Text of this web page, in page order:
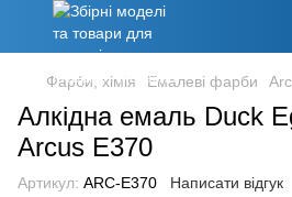
Фарби, хімія Емалеві фарби
Алкідна емаль Duck
Arcus E370
Артикул: ARC-E370 Написати відгук